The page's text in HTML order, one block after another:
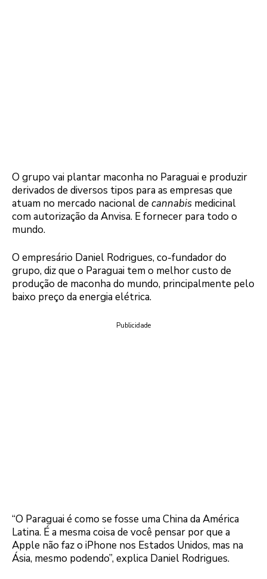
O grupo vai plantar maconha no Paraguai e produzir
derivados de diversos tipos para as empresas que
atuam no mercado nacional de cannabis medicinal
com autorização da Anvisa. E fornecer para todo o
mundo.
O empresário Daniel Rodrigues, co-fundador do
grupo, diz que o Paraguai tem o melhor custo de
produção de maconha do mundo, principalmente pelo
baixo preço da energia elétrica.
Publicidade
“O Paraguai é como se fosse uma China da América
Latina. É a mesma coisa de você pensar por que a
Apple não faz o iPhone nos Estados Unidos, mas na
Ásia, mesmo podendo”, explica Daniel Rodrigues.